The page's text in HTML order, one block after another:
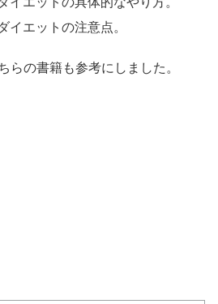
イエットの注意点。
らの書籍も参考にしました。